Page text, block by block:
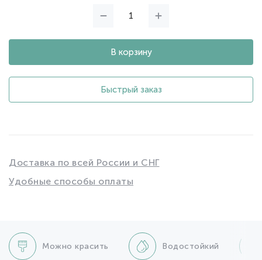
В корзину
Быстрый заказ
Доставка по всей России и СНГ
Удобные способы оплаты
Можно красить Водостойкий